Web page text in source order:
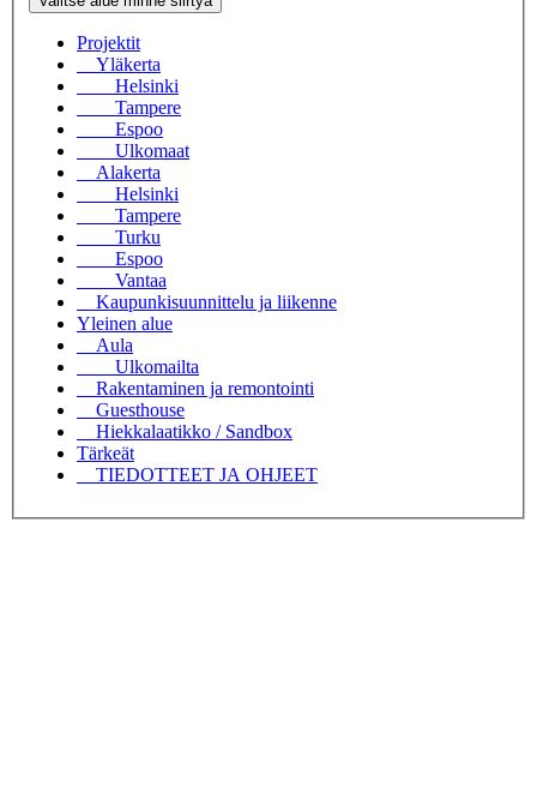
Projektit
Yläkerta
Helsinki
Tampere
Espoo
Ulkomaat
Alakerta
Helsinki
Tampere
Turku
Espoo
Vantaa
Kaupunkisuunnittelu ja liikenne
Yleinen alue
Aula
Ulkomailta
Rakentaminen ja remontointi
Guesthouse
Hiekkalaatikko / Sandbox
Tärkeät
TIEDOTTEET JA OHJEET